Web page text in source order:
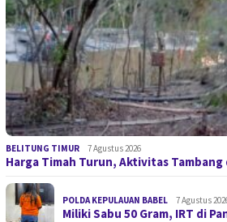
BELITUNG TIMUR 7 Agustus 2026
Harga Timah Turun, Aktivitas
POLDA KEPULAUAN BABEL 7 Agustus
Miliki Sabu 50 Gram, IRT di